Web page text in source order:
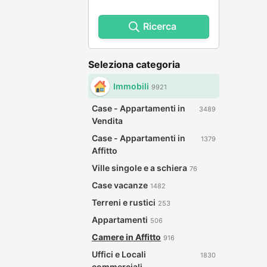
Ricerca
Seleziona categoria
Immobili 9921
Case - Appartamenti in
Vendita
3489
Case - Appartamenti in
Affitto
1379
Ville singole e a schiera 76
Case vacanze 1482
Terreni e rustici 253
Appartamenti 506
Camere in Affitto 916
Uffici e Locali
1830